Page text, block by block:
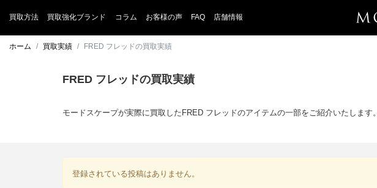
買取方法 買取強化ブランド コラム お客様の声 FAQ 店舗情報
ホーム 買取実績 FRED フレッドの買取実績
FRED フレッドの買取実績
モードスケープが実際に買取したFRED フレッドのアイテムの一部をご紹介いたします。
登録されている投稿はありません。